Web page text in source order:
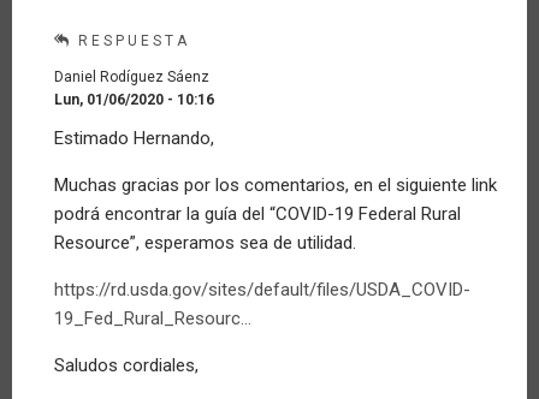
RESPUESTA
Daniel Rodíguez Sáenz
Lun, 01/06/2020 - 10:16
respuesta
Felicitaciones
Daniel
y
por
Invitado
(no
Estimado Hernando,
Muchas gracias por los comentarios, en el siguiente link
podrá encontrar la guía del “COVID-19 Federal Rural
Resource”, esperamos sea de utilidad.
https://rd.usda.gov/sites/default/files/USDA_COVID-
19_Fed_Rural_Resourc…
Saludos cordiales,